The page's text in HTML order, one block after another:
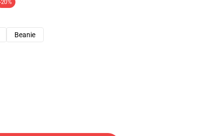
-20%
Beanie